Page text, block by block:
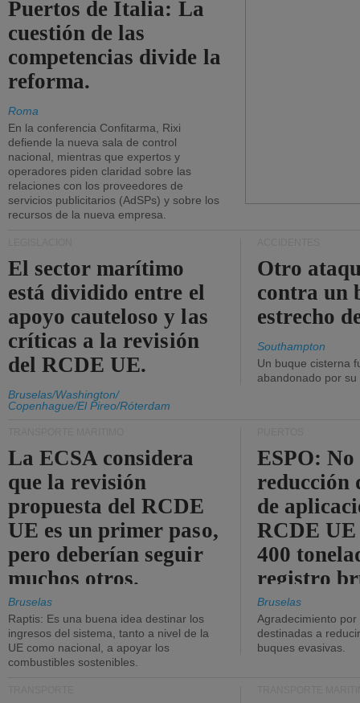
Puertos de Italia: La
cuestión de las
competencias divide la
reforma.
Roma
En la conferencia Confitarma, Rixi
defiende la nueva sala de control
nacional, mientras que expertos y
operadores piden claridad sobre las
relaciones con los proveedores de
servicios publicitarios (AdSPs) y sobre los
recursos de la nueva empresa.
El sector marítimo
está dividido entre el
apoyo cauteloso y las
críticas a la revisión
del RCDE UE.
Bruselas/Washington/
Copenhague/El Pireo/Róterdam
Otro
contra un
estrecho
Southampton
Un buque cisterna
abandonado por su
La ECSA considera
que la revisión
propuesta del RCDE
UE es un primer paso,
pero deberían seguir
muchos otros.
Bruselas
Raptis: Es una buena idea destinar los
ingresos del sistema, tanto a nivel de la
UE como nacional, a apoyar los
combustibles sostenibles.
ESPO: No
reducción
de
RCDE UE
400
registro
Bruselas
Agradecimiento
destinadas a
buques evasivas.